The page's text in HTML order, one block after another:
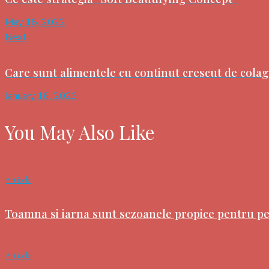
May 18, 2022
Next
Care sunt alimentele cu continut crescut de
January 16, 2023
You May Also Like
Articole
Toamna si iarna sunt sezoanele propice pentru
Articole